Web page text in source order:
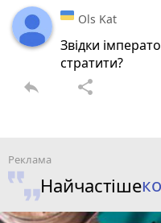
Ols Kat
Звiдки
стратити?
reply share
Найчастіше